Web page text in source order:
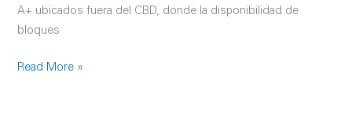
A+ ubicados fuera del CBD, donde la disponibilidad de
bloques
Read More »